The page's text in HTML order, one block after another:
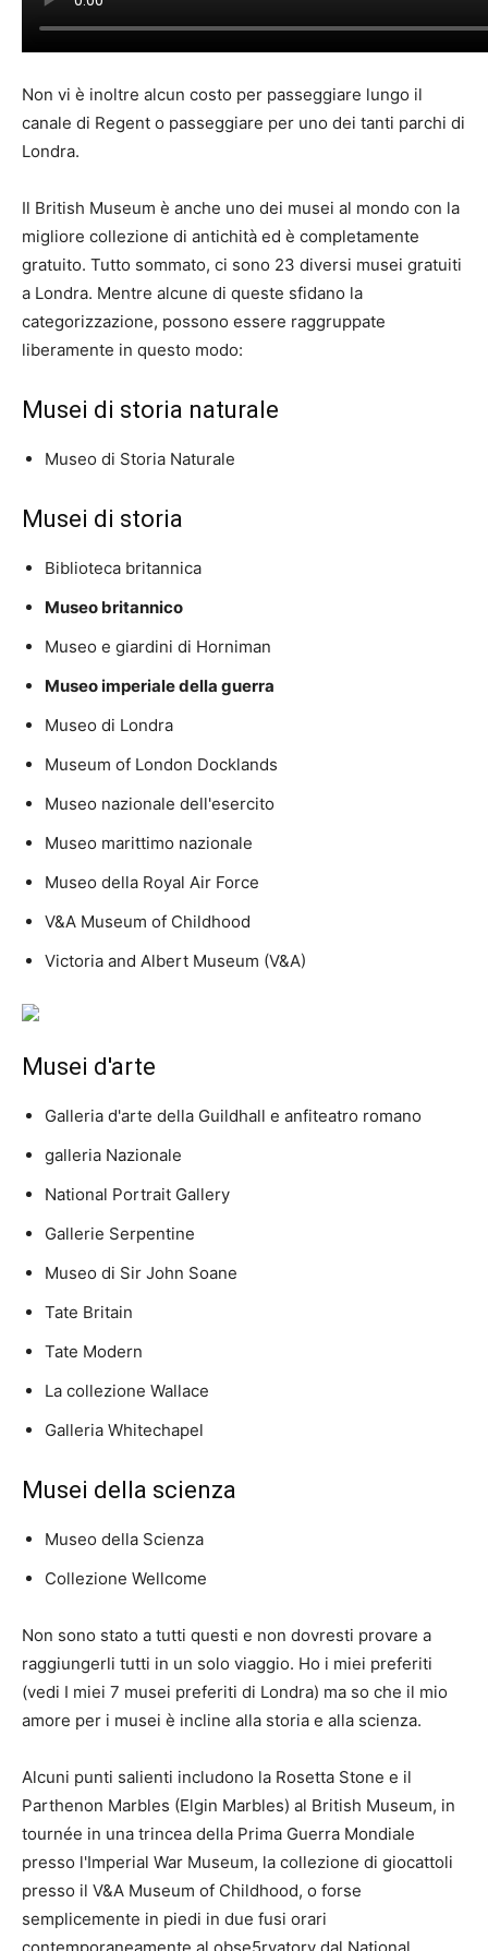
Non vi è inoltre alcun costo per passeggiare lungo il
canale di Regent o passeggiare per uno dei tanti parchi di
Londra.
Il British Museum è anche uno dei musei al mondo con la
migliore collezione di antichità ed è completamente
gratuito. Tutto sommato, ci sono 23 diversi musei gratuiti
a Londra. Mentre alcune di queste sfidano la
categorizzazione, possono essere raggruppate
liberamente in questo modo:
Musei di storia naturale
Museo di Storia Naturale
Musei di storia
Biblioteca britannica
Museo britannico
Museo e giardini di Horniman
Museo imperiale della guerra
Museo di Londra
Museum of London Docklands
Museo nazionale dell'esercito
Museo marittimo nazionale
Museo della Royal Air Force
V&A Museum of Childhood
Victoria and Albert Museum (V&A)
Musei d'arte
Galleria d'arte della Guildhall e anfiteatro romano
galleria Nazionale
National Portrait Gallery
Gallerie Serpentine
Museo di Sir John Soane
Tate Britain
Tate Modern
La collezione Wallace
Galleria Whitechapel
Musei della scienza
Museo della Scienza
Collezione Wellcome
Non sono stato a tutti questi e non dovresti provare a
raggiungerli tutti in un solo viaggio. Ho i miei preferiti
(vedi I miei 7 musei preferiti di Londra) ma so che il mio
amore per i musei è incline alla storia e alla scienza.
Alcuni punti salienti includono la Rosetta Stone e il
Parthenon Marbles (Elgin Marbles) al British Museum, in
tournée in una trincea della Prima Guerra Mondiale
presso l'Imperial War Museum, la collezione di giocattoli
presso il V&A Museum of Childhood, o forse
semplicemente in piedi in due fusi orari